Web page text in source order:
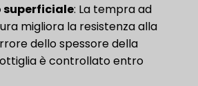
: La tempra ad
migliora la resistenza alla
dello spessore della
è controllato entro